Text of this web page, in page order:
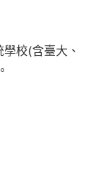
校(含臺大、